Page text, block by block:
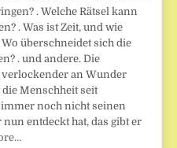
. Welche Rätsel kann
. Was ist Zeit, und wie
überschneidet sich die
. und andere. Die
an Wunder
Menschheit seit
noch nicht seinen
entdeckt hat, das gibt er